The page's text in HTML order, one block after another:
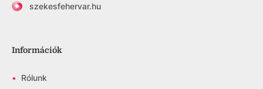
szekesfehervar.hu
Információk
• Rólunk